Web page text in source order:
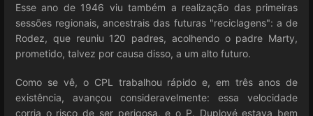
Esse ano de 1946 viu também a realização das primeiras
sessões regionais, ancestrais das futuras "reciclagens": a de
Rodez, que reuniu 120 padres, acolhendo o padre Marty,
prometido, talvez por causa disso, a um alto futuro.
Como se vê, o CPL trabalhou rápido e, em três anos de
existência, avançou consideravelmente: essa velocidade
corria o risco de ser perigosa, e o P. Duployé estava bem